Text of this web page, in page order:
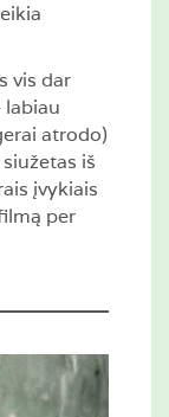
vis dar
atrodo)
iš
įvykiais
per